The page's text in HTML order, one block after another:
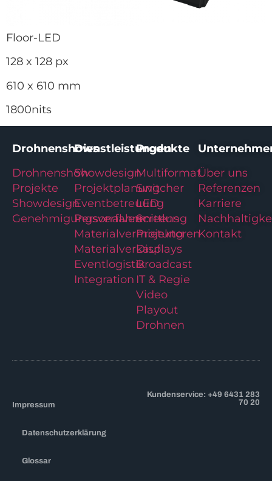
Floor-LED
128 x 128 px
610 x 610 mm
1800nits
Drohnenshows
Drohnenshow
Projekte
Showdesign
Genehmigungsverfahren
Dienstleistungen
Showdesign
Projektplanung
Eventbetreuung
Personalvermittlung
Materialvermietung
Materialverkauf
Eventlogistik
Integration
Produkte
Multiformat
Switcher
LED
Screens
Projektoren
Displays
Broadcast
IT & Regie
Video
Playout
Drohnen
Über uns
Referenzen
Karriere
Kontakt
Impressum
Datenschutzerklärung
Glossar
Kundenservice: +49 6431 283
70 20